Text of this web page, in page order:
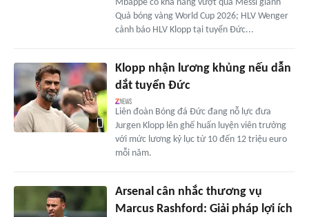
Mbappe có khả năng vượt qua Messi giành
Quả bóng vàng World Cup 2026; HLV Wenger
cảnh báo HLV Klopp tại tuyển Đức...
Klopp nhận lương khủng nếu dẫn
dắt tuyển Đức
Liên đoàn Bóng đá Đức đang nỗ lực đưa
Jurgen Klopp lên ghế huấn luyện viên trưởng
với mức lương kỷ lục từ 10 đến 12 triệu euro
mỗi năm.
Arsenal cân nhắc thương vụ
Marcus Rashford: Giải pháp lợi ích